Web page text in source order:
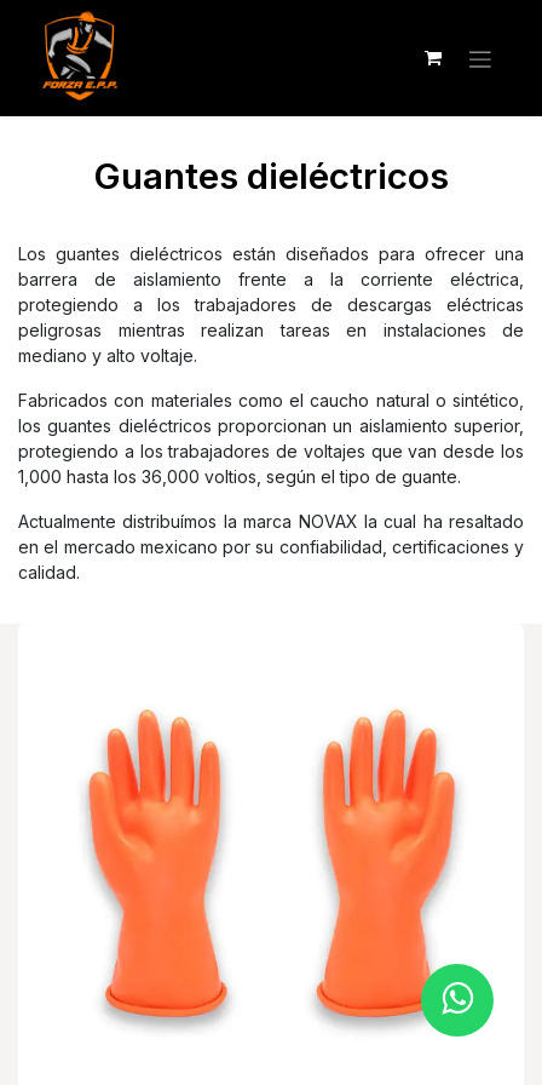
Guantes dieléctricos
Los guantes dieléctricos están diseñados para ofrecer una
barrera de aislamiento frente a la corriente eléctrica,
protegiendo a los trabajadores de descargas eléctricas
peligrosas mientras realizan tareas en instalaciones de
mediano y alto voltaje.
Fabricados con materiales como el caucho natural o sintético,
los guantes dieléctricos proporcionan un aislamiento superior,
protegiendo a los trabajadores de voltajes que van desde los
1,000 hasta los 36,000 voltios, según el tipo de guante.
Actualmente distribuímos la marca NOVAX la cual ha resaltado
en el mercado mexicano por su confiabilidad, certificaciones y
calidad.